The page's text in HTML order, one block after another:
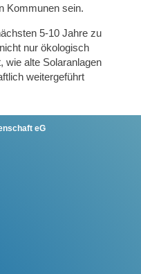
Kommunen sein.
5-10 Jahre zu
nur ökologisch
wie alte Solaranlagen
weitergeführt
eG